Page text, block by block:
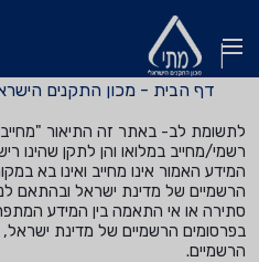
דף הבית - מכון התקנים
לתשומת לב- באתר זה התיאור
רשמי/מחייב במלואו והן לתקן שהינו
המידע האמור אינו מחייב ואינו בא
הרשמיים של מדינת ישראל ובהתאם
סתירה או אי התאמה בין המידע
בפרסומים הרשמיים של מדינת
הרשמיים.